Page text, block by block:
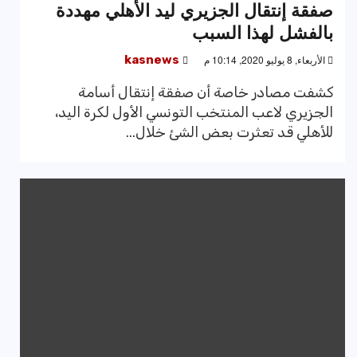
صفقة إنتقال الجزيري ليد الأهلي مهددة
بالفشل لهذا السبب
الأربعاء, 8 يوليو 2020, 10:14 م kasnews
كشفت مصادر خاصة أن صفقة إنتقال أسامة
الجزيري لاعب المنتخب التونسي الأول لكرة اليد،
للأهلي قد تعثرت بعض الشئ خلال...